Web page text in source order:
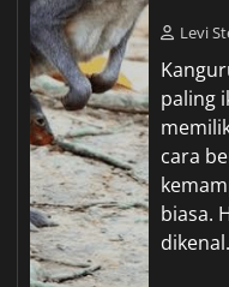
Levi
paling
cara
biasa.